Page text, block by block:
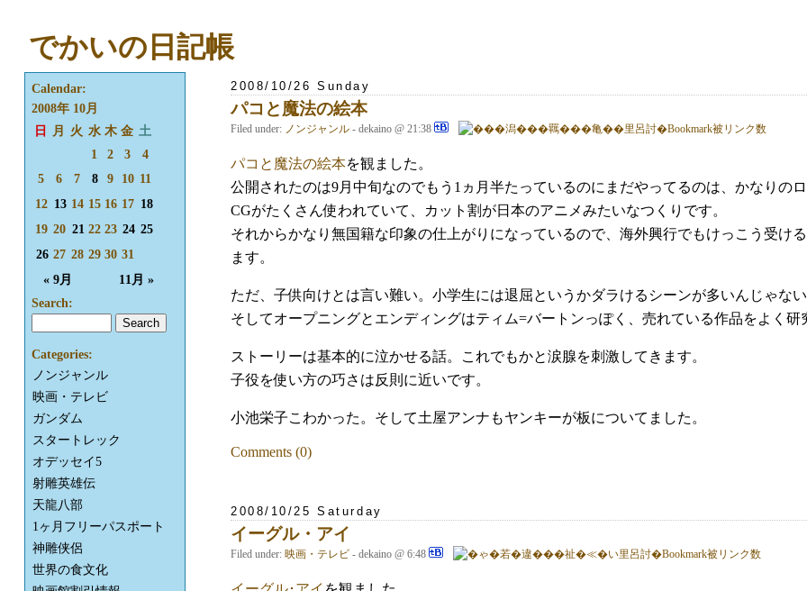
でかいの日記帳
2008/10/26 Sunday
パコと魔法の絵本
Filed under: ノンジャンル - dekaino @ 21:38
パコと魔法の絵本を観ました。
公開されたのは9月中旬なのでもう1ヵ月半たっているのにまだやってるのは、かなりの
CGがたくさん使われていて、カット割が日本のアニメみたいなつくりです。
それからかなり無国籍な印象の仕上がりになっているので、海外興行でもけっこう受け
ます。
ただ、子供向けとは言い難い。小学生には退屈というかダラけるシーンが多いんじゃな
そしてオープニングとエンディングはティム=バートンっぽく、売れている作品をよく
ストーリーは基本的に泣かせる話。これでもかと涙腺を刺激してきます。
子役を使い方の巧さは反則に近いです。
小池栄子こわかった。そして土屋アンナもヤンキーが板についてました。
Comments (0)
2008/10/25 Saturday
イーグル・アイ
Filed under: 映画・テレビ - dekaino @ 6:48
Calendar:
2008年 10月
日
月 火 水 木 金 土
« 9月 11月 »
1 2 3
4
5
6 7 8 9 10 11
12 13 14 15 16 17 18
19 20 21 22 23 24 25
26 27 28 29 30 31
Search:
Categories:
ノンジャンル
映画・テレビ
ガンダム
スタートレック
オデッセイ5
射雕英雄伝
天龍八部
1ヶ月フリーパスポート
神雕侠侶
世界の食文化